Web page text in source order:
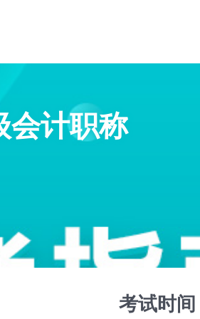
会计职称
考试时间